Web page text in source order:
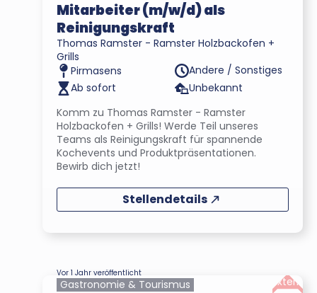
Mitarbeiter (m/w/d) als
Reinigungskraft
Thomas Ramster - Ramster Holzbackofen +
Grills
Pirmasens
Andere / Sonstiges
Ab sofort
Unbekannt
Komm zu Thomas Ramster - Ramster
Holzbackofen + Grills! Werde Teil unseres
Teams als Reinigungskraft für spannende
Kochevents und Produktpräsentationen.
Bewirb dich jetzt!
Stellendetails
Vor 1 Jahr veröffentlicht
Gastronomie & Tourismus Extern